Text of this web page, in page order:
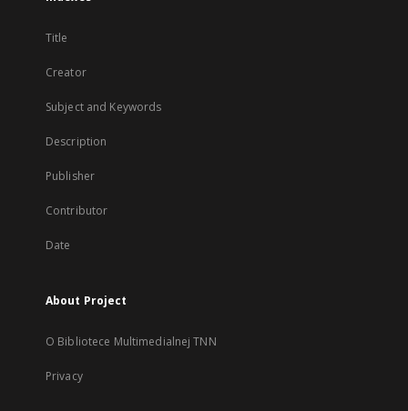
Title
Creator
Subject and Keywords
Description
Publisher
Contributor
Date
About Project
O Bibliotece Multimedialnej TNN
Privacy